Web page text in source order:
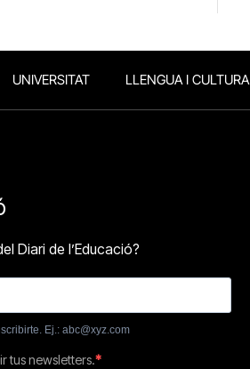
UNIVERSITAT LLENGUA I CULTURA